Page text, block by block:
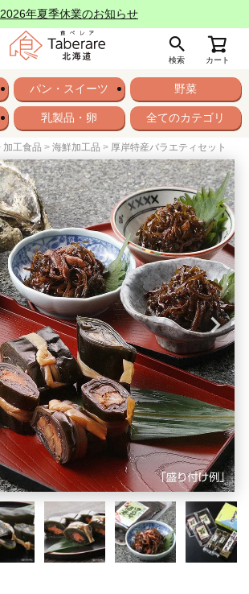
2026年夏季休業のお知らせ
検索 カート
パン・スイーツ 野菜
乳製品・卵 全てのカテゴリ
加工食品 海鮮加工品 厚岸特産バラエティセット